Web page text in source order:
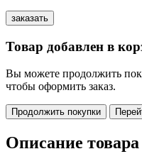
Товар добавлен в
Вы можете продолжить
чтобы оформить заказ.
Продолжить покупки
Описание товара